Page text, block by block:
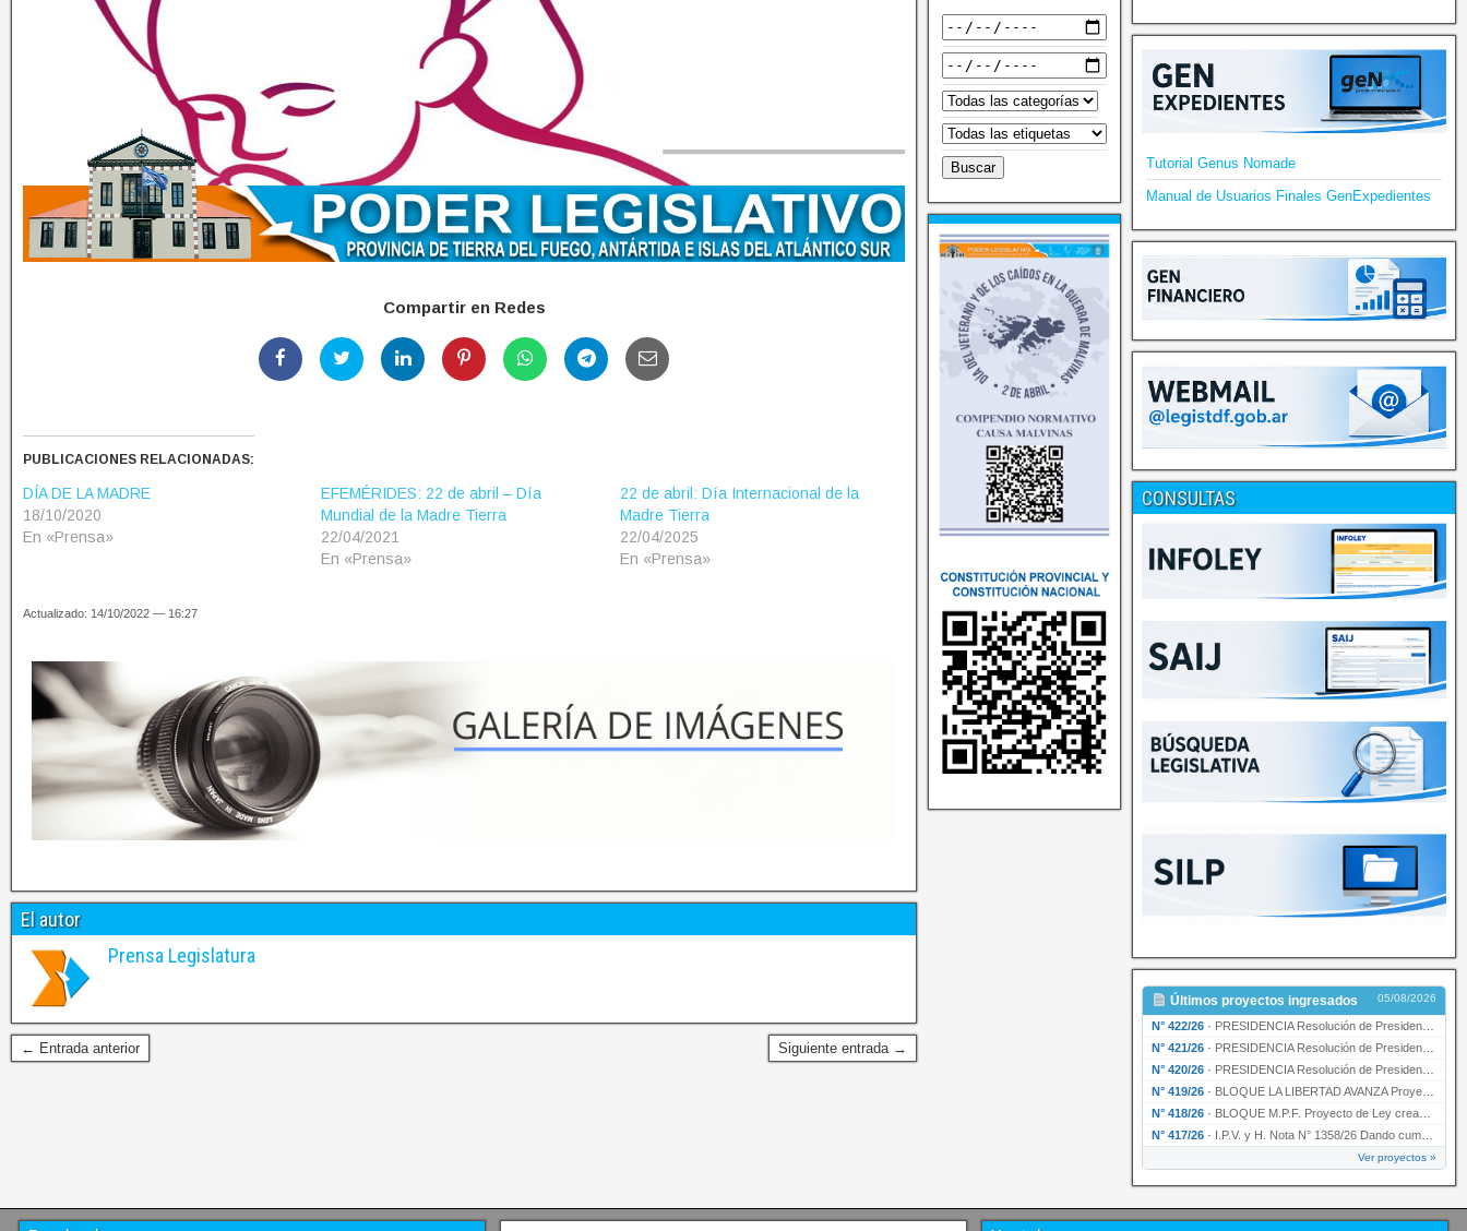
Compartir en Redes
PUBLICACIONES RELACIONADAS:
DÍA DE LA MADRE
18/10/2020
En «Prensa»
EFEMÉRIDES: 22 de abril – Día
Mundial de la Madre Tierra
22/04/2021
En «Prensa»
22 de abril: Día Internacional de la
Madre Tierra
22/04/2025
En «Prensa»
Actualizado: 14/10/2022 — 16:27
El autor
Prensa Legislatura
← Entrada anterior Siguiente entrada →
Tutorial Genus Nomade
Manual de Usuarios Finales GenExpedientes
CONSULTAS
Últimos proyectos ingresados 05/08/2026
N° 422/26 · PRESIDENCIA Resolución de Presidencia N° 200/26 para su ratificación.
N° 421/26 · PRESIDENCIA Resolución de Presidencia N° 199/26 para su ratificación.
N° 420/26 · PRESIDENCIA Resolución de Presidencia N° 198/26 para su ratificación.
N° 419/26 · BLOQUE LA LIBERTAD AVANZA Proyecto de Ley declarando la esencialidad del servicio educativ…
N° 418/26 · BLOQUE M.P.F. Proyecto de Ley creando el Ente Único Regulador de servicios públicos de la …
N° 417/26 · I.P.V. y H. Nota N° 1358/26 Dando cumplimiento al artículo 29 de la Ley provincial N° 1399…
Ver proyectos »